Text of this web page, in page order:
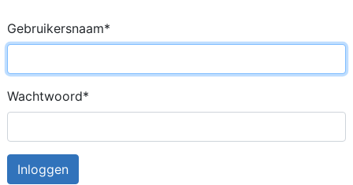
Gebruikersnaam*
Wachtwoord*